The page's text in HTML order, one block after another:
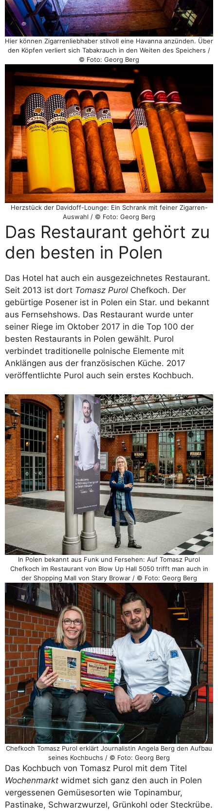
Hier können Zigarrenliebhaber stilvoll eine Havanna anzünden. Über
den Köpfen verliert sich Tabakrauch in den Weiten des Speichers /
© Foto: Georg Berg
Herzstück der Davidoff-Lounge: Ein Schrank mit feiner Zigarren-
Auswahl / © Foto: Georg Berg
Das Restaurant gehört zu
den besten in Polen
Das Hotel hat auch ein ausgezeichnetes Restaurant.
Seit 2013 ist dort Tomasz Purol Chefkoch. Der
gebürtige Posener ist in Polen ein Star. und bekannt
aus Fernsehshows. Das Restaurant wurde unter
seiner Riege im Oktober 2017 in die Top 100 der
besten Restaurants in Polen gewählt. Purol
verbindet traditionelle polnische Elemente mit
Anklängen aus der französischen Küche. 2017
veröffentlichte Purol auch sein erstes Kochbuch.
In Polen bekannt aus Funk und Fersehen: Auf Tomasz Purol
Chefkoch im Restaurant von Blow Up Hall 5050 trifft man auch in
der Shopping Mall von Stary Browar / © Foto: Georg Berg
Chefkoch Tomasz Purol erklärt Journalistin Angela Berg den Aufbau
seines Kochbuchs / © Foto: Georg Berg
Das Kochbuch von Tomasz Purol mit dem Titel
Wochenmarkt widmet sich ganz den auch in Polen
vergessenen Gemüsesorten wie Topinambur,
Pastinake, Schwarzwurzel, Grünkohl oder Steckrübe.